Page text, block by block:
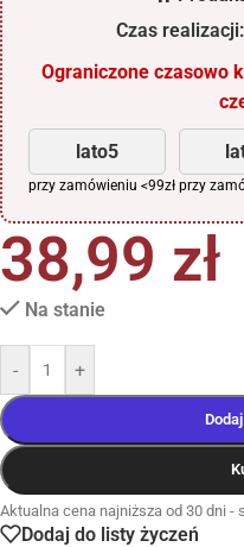
Czas realizacji:
Ograniczone czasowo
lato5
przy zamówieniu <99zł przy
38,99 zł
Na stanie
- +
Aktualna cena najniższa od 30 dni -
Dodaj do listy życzeń